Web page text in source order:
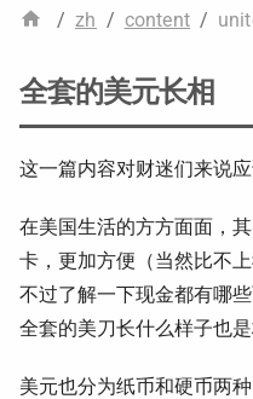
/ zh / content /
全套的美元长相
这一篇内容对财迷们来说
在美国生活的方方面面，
卡，更加方便（当然比不
不过了解一下现金都有哪
全套的美刀长什么样子也是
美元也分为纸币和硬币两